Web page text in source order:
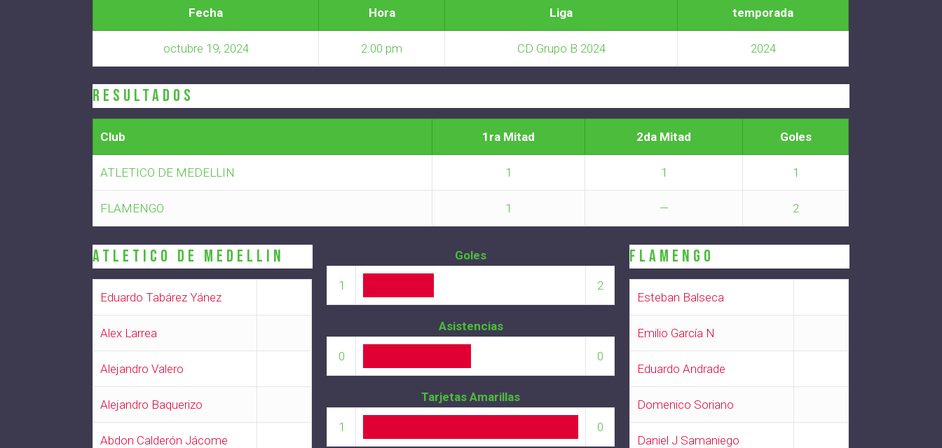
Fecha Hora Liga temporada
octubre 19, 2024 2:00 pm CD Grupo B 2024 2024
Resultados
Club 1ra Mitad 2da Mitad Goles
ATLETICO DE MEDELLIN 1 1 1
FLAMENGO 1 — 2
ATLETICO DE MEDELLIN
Eduardo Tabárez Yánez
Alex Larrea
Alejandro Valero
Alejandro Baquerizo
Abdon Calderón Jácome
FLAMENGO
Esteban Balseca
Emilio García N
Eduardo Andrade
Domenico Soriano
Daniel J Samaniego
Goles
1 2
Asistencias
0 0
Tarjetas Amarillas
1 0